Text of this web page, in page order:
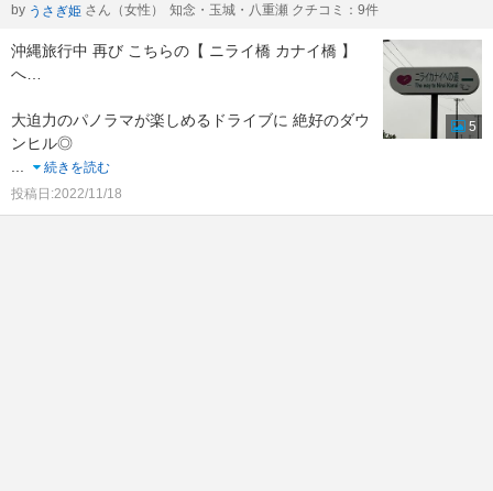
by うさぎ姫 さん（女性） 知念・玉城・八重瀬 クチコミ：9件
沖縄旅行中 再び こちらの【 ニライ橋 カナイ橋 】
へ…
大迫力のパノラマが楽しめるドライブに 絶好のダウ
ンヒル◎
続きを読む
投稿日:2022/11/18
5